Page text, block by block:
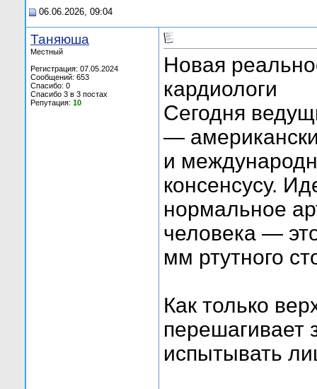
06.06.2026, 09:04
Таняюша
Местный
Регистрация: 07.05.2024
Сообщений: 653
Спасибо: 0
Спасибо 3 в 3 постах
Репутация: 10
Новая
кардиологи
Сегодня
—
и
консенсусу.
нормальное
человека —
мм ртутного
Как только
перешагивает
испытывать